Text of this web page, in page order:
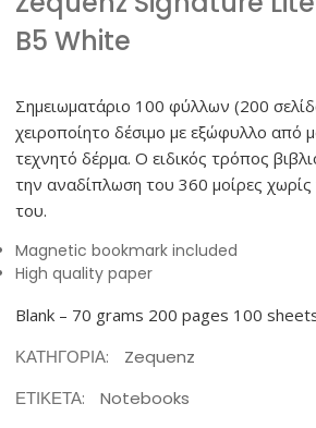
B5 White
Σημειωματάριο 100 φύλλων (200
χειροποίητο δέσιμο με εξώφυλλο από
τεχνητό δέρμα. Ο ειδικός τρόπος
την αναδίπλωση του 360 μοίρες
του.
Magnetic bookmark included
High quality paper
Blank – 70 grams 200 pages 100
ΚΑΤΗΓΟΡΊΑ:
Zequenz
ΕΤΙΚΈΤΑ:
Notebooks